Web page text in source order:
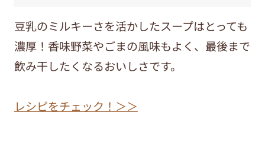
豆乳のミルキーさを活かしたスープはとっても
濃厚！香味野菜やごまの風味もよく、最後まで
飲み干したくなるおいしさです。
レシピをチェック！＞＞